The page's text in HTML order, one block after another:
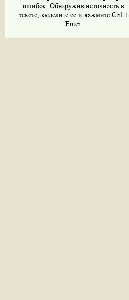
ошибок. Обнаружив неточность в
тексте, выделите ее и нажмите Ctrl +
Enter.